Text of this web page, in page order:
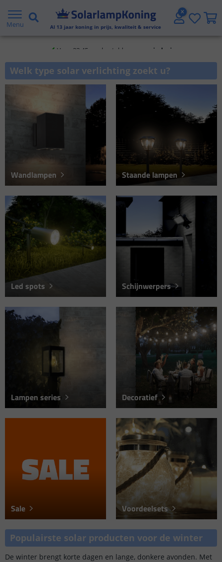
Menu Al 13 jaar koning in prijs, kwaliteit & service
Klantbeoordeling 9.1
2 jaar garantie
Gratis verzending vanaf € 20,- NL en BE
Klantbeoordeling 9.1
Welk type solar verlichting zoekt u?
Wandlampen Staande lampen
Led spots Schijnwerpers
Lampen series Decoratief
Sale Voordeelsets
Populairste solar producten voor de winter
De winter brengt korte dagen en lange, donkere avonden. Met